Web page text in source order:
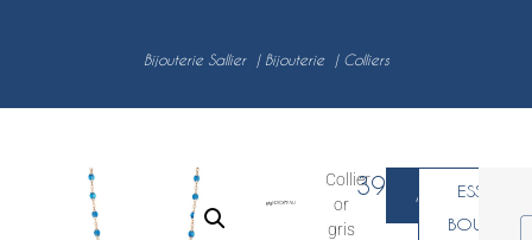
Bijouterie Sallier Bijouterie Colliers
Collier
or
gris
395 AJOUTER AU
ESSAYER
BOUTIQUE